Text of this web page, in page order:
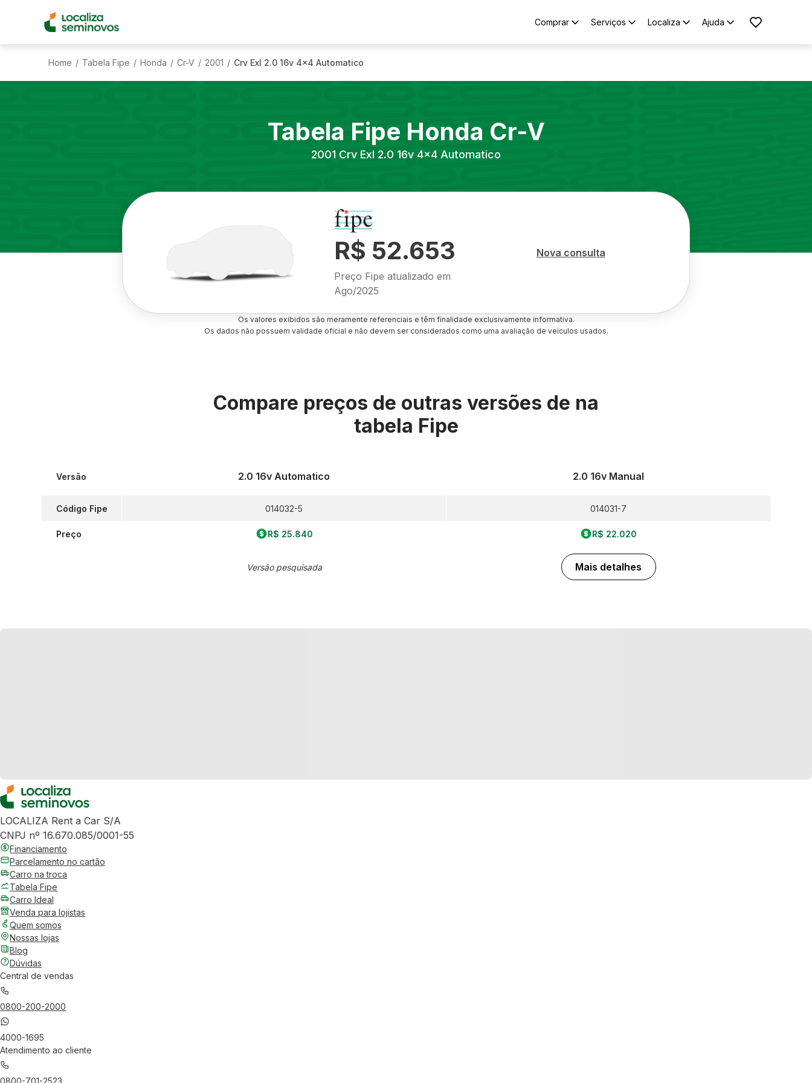
Comprar Serviços Localiza Ajuda
Home / Tabela Fipe / Honda / Cr-V / 2001 / Crv Exl 2.0 16v 4x4 Automatico
Tabela Fipe Honda Cr-V
2001 Crv Exl 2.0 16v 4x4 Automatico
R$ 52.653
Preço Fipe atualizado em
Ago/2025
Nova consulta
Os valores exibidos são meramente referenciais e têm finalidade exclusivamente informativa.
Os dados não possuem validade oficial e não devem ser considerados como uma avaliação de veículos usados.
Compare preços de outras versões de na
tabela Fipe
Versão
Código Fipe
Preço
2.0 16v Automatico
014032-5
R$ 25.840
Versão pesquisada
2.0 16v Manual
014031-7
R$ 22.020
Mais detalhes
LOCALIZA Rent a Car S/A
CNPJ nº 16.670.085/0001-55
Financiamento
Parcelamento no cartão
Carro na troca
Tabela Fipe
Carro Ideal
Venda para lojistas
Quem somos
Nossas lojas
Blog
Dúvidas
Central de vendas
0800-200-2000
4000-1695
Atendimento ao cliente
0800-701-2523